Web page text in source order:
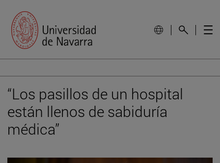
“Los pasillos de un hospital
están llenos de sabiduría
médica”